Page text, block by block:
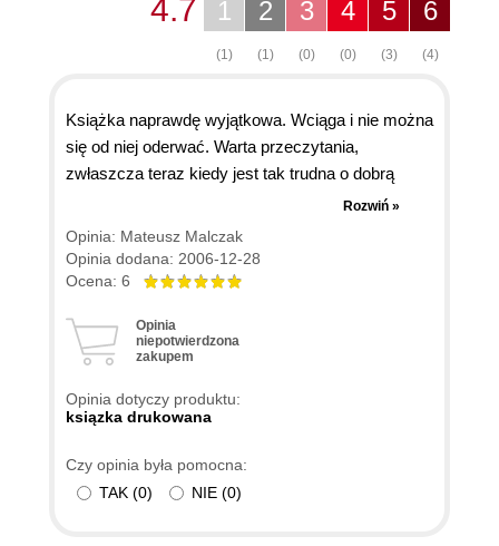
6
(4)
5
(3)
4
(0)
3
(0)
2
(1)
1
(1)
4.7
Książka naprawdę wyjątkowa. Wciąga i nie można
się od niej oderwać. Warta przeczytania,
zwłaszcza teraz kiedy jest tak trudna o dobrą
książkę o programowaniu, która nie byłaby pisana
jak dla nierozumnego dziecka :) Zdecydowanie
polecam wszystkim tym, którzy programowanie
traktują jak sztukę i dla których jest ono pasją.
Rozwiń »
Opinia: Mateusz Malczak
Opinia dodana: 2006-12-28
Ocena: 6
Opinia
niepotwierdzona
zakupem
Opinia dotyczy produktu:
ksiązka drukowana
Czy opinia była pomocna:
TAK (0) NIE (0)